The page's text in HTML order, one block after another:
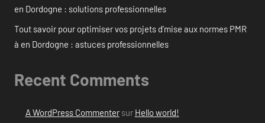
en Dordogne : solutions professionnelles
Tout savoir pour optimiser vos projets d’mise aux normes PMR
à en Dordogne : astuces professionnelles
Recent Comments
A WordPress Commentersur Hello world!